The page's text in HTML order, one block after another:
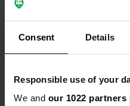
Consent Details
Responsible use of your
We and our 1022 partners
Traduit par GoogleAfficher
Voir tous